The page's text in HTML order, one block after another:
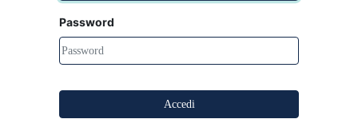
Password
Accedi